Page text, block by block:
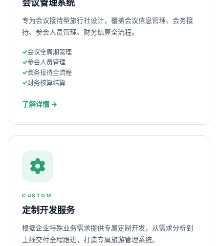
会议管理系统
专为会议接待型旅行社设计，覆盖会议信息管理、会务接
待、参会人员管理、财务结算全流程。
会议全周期管理
参会人员管理
会务接待全流程
财务核算结算
了解详情 →
CUSTOM
定制开发服务
根据企业特殊业务需求提供专属定制开发，从需求分析到
上线交付全程跟进，打造专属旅游管理系统。